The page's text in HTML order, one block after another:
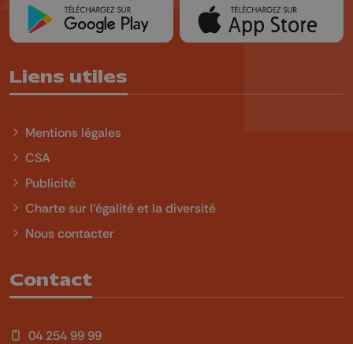
Liens utiles
Mentions légales
CSA
Publicité
Charte sur l'égalité et la diversité
Nous contacter
Contact
04 254 99 99